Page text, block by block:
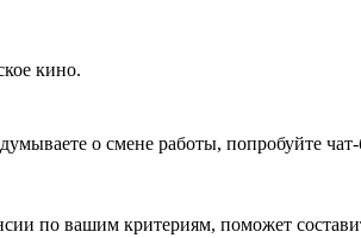
кино.
о смене работы, попробуйте
по вашим критериям, поможет